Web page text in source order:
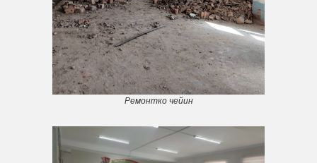
Ремонтко чейин